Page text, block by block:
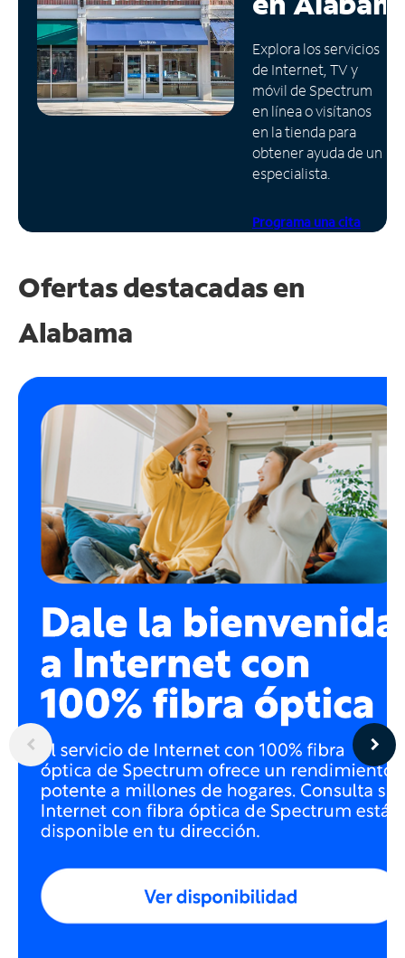
Administrar
cuenta
Encuentra
una
tienda
Explora los servicios
de Internet, TV y
móvil de Spectrum
en línea o visítanos
en la tienda para
obtener ayuda de un
especialista.
Programa una cita
Ofertas destacadas en
Alabama